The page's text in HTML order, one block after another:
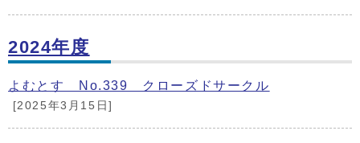
2024年度
よむとす No.339 クローズドサークル
[2025年3月15日]